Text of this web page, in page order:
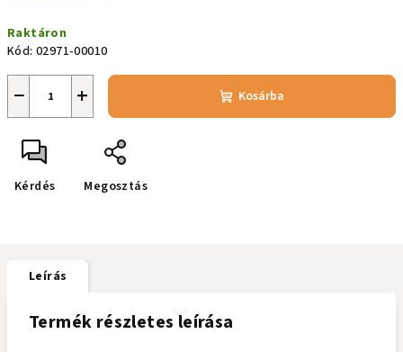
Raktáron
Kód: 02971-00010
+
− Kosárba
Kérdés Megosztás
Leírás
Termék részletes leírása